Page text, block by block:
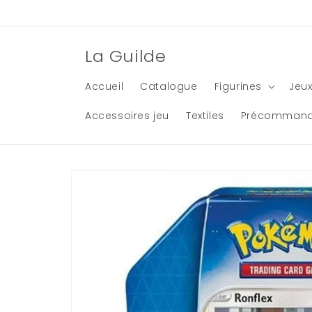
La Guilde
Accueil Catalogue Figurines
Accessoires jeu Textiles